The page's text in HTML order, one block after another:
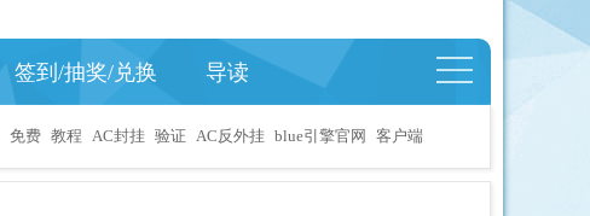
签到/抽奖/兑换 导读
免费 教程 AC封挂 验证 AC反外挂 blue引擎官网 客户端